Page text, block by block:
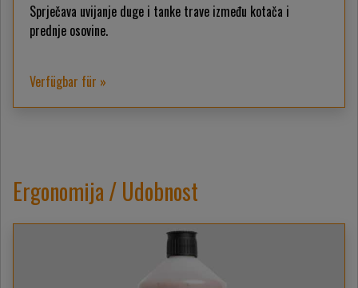
Sprječava uvijanje duge i tanke trave između kotača i
prednje osovine.
Verfügbar für »
Ergonomija / Udobnost